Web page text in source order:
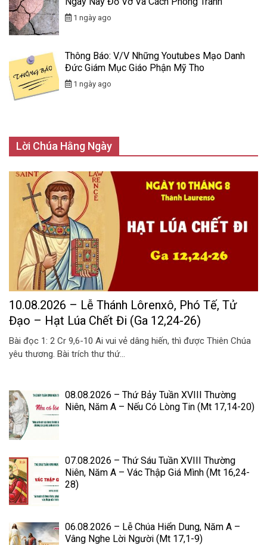
1 ngày ago
Thông Báo: V/v Những Youtubes Mạo Danh
Đức Giám Mục Giáo Phận Mỹ Tho
1 ngày ago
Lời Chúa Hằng Ngày
10.08.2026 – Lễ Thánh Lôrenxô, Phó Tế, Tử
Đạo – Hạt Lúa Chết Đi (Ga 12,24-26)
Bài đọc 1: 2 Cr 9,6-10 Ai vui vẻ dâng hiến, thì được Thiên Chúa
yêu thương. Bài trích thư thứ...
08.08.2026 – Thứ Bảy Tuần XVIII Thường
Niên, Năm A – Nếu Có Lòng Tin (Mt 17,14-20)
07.08.2026 – Thứ Sáu Tuần XVIII Thường
Niên, Năm A – Vác Thập Giá Mình (Mt 16,24-
28)
06.08.2026 – Lễ Chúa Hiển Dung, Năm A –
Vâng Nghe Lời Người (Mt 17,1-9)